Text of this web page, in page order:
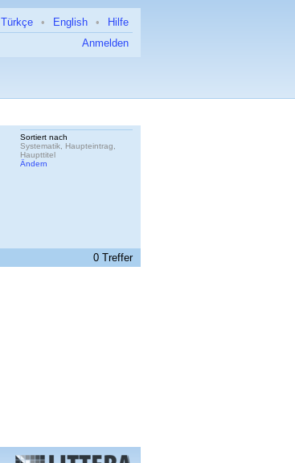
Hilfe
•
English
•
Türkçe
Anmelden
Sortiert nach
Systematik, Haupteintrag,
Haupttitel
Ändern
0 Treffer